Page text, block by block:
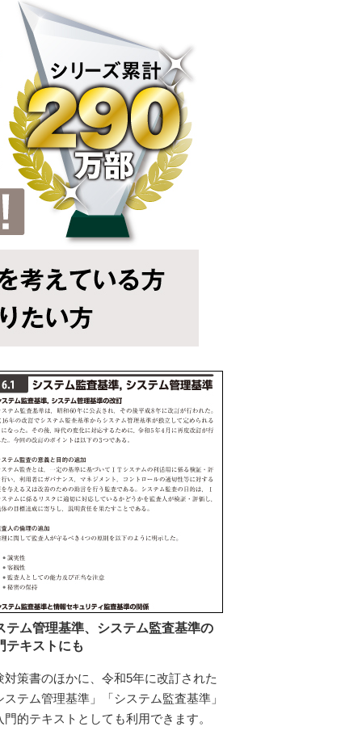
テム管理基準、システム監査基準の
テキストにも
対策書のほかに、令和5年に改訂された
ステム管理基準」「システム監査基準」
門的テキストとしても利用できます。